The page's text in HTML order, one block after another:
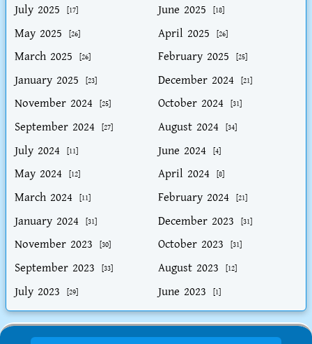
July 2025 [17] June 2025 [18]
May 2025 [26] April 2025 [26]
March 2025 [26] February 2025 [25]
January 2025 [23] December 2024 [21]
November 2024 [25] October 2024 [31]
September 2024 [27] August 2024 [34]
July 2024 [11] June 2024 [4]
May 2024 [12] April 2024 [8]
March 2024 [11] February 2024 [21]
January 2024 [31] December 2023 [31]
November 2023 [30] October 2023 [31]
September 2023 [33] August 2023 [12]
July 2023 [29] June 2023 [1]